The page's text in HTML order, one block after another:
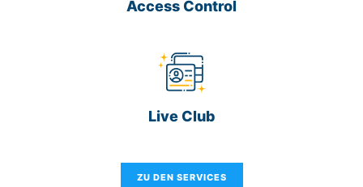
Access Control
Live Club
ZU DEN SERVICES